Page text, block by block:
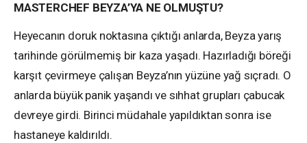
MASTERCHEF BEYZA’YA NE OLMUŞTU?
Heyecanın doruk noktasına çıktığı anlarda, Beyza yarış
tarihinde görülmemiş bir kaza yaşadı. Hazırladığı böreği
karşıt çevirmeye çalışan Beyza’nın yüzüne yağ sıçradı. O
anlarda büyük panik yaşandı ve sıhhat grupları çabucak
devreye girdi. Birinci müdahale yapıldıktan sonra ise
hastaneye kaldırıldı.